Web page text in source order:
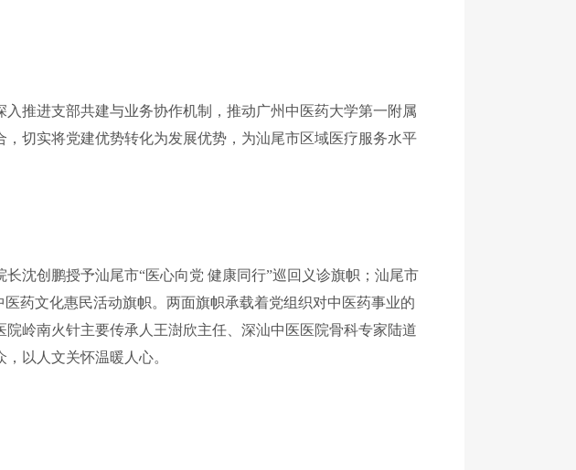
推进支部共建与业务协作机制，推动广州中医药大学第一附属
切实将党建优势转化为发展优势，为汕尾市区域医疗服务水平
沈创鹏授予汕尾市“医心向党 健康同行”巡回义诊旗帜；汕尾市
药文化惠民活动旗帜。两面旗帜承载着党组织对中医药事业的
岭南火针主要传承人王澍欣主任、深汕中医医院骨科专家陆道
以人文关怀温暖人心。